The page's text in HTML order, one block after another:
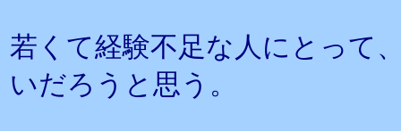
若くて経験不足な人にとって
いだろうと思う。